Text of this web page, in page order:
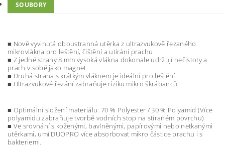
SOUBORY
■ Nově vyvinutá oboustranná utěrka z ultrazvukově řezaného
mikrovlákna pro leštění, čištění a utírání prachu
■ Z jedné strany 8 mm vysoká vlákna dokonale udržují nečistoty a
prach v sobě jako magnet
■ Druhá strana s krátkým vláknem je ideální pro leštění
■ Ultrazvukové řezání zabraňuje riziku mikro škrábanců
■ Optimální složení materiálu: 70 % Polyester / 30 % Polyamid (Více
polyamidu zabraňuje tvorbě vodních stop na stíraném povrchu)
■ Ve srovnání s koženými, bavlněnými, papírovými nebo netkanými
utěrkami, umí DUOPRO více absorbovat mikro částice prachu i s
bakteriemi.